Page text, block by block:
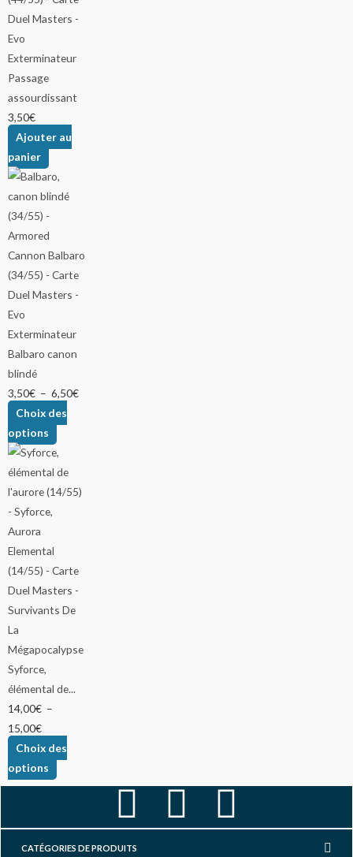
Passage
assourdissant
3,50€
Ajouter au
panier
Balbaro canon
blindé
3,50€ – 6,50€
Choix des
options
Syforce,
élémental de...
14,00€ –
15,00€
Choix des
options
F
I
Y
CATÉGORIES DE PRODUITS